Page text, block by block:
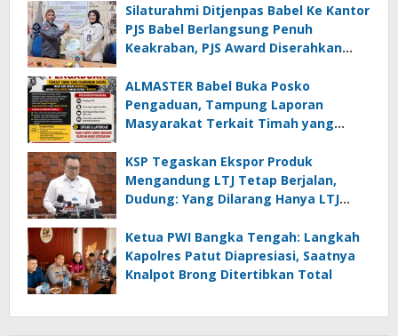
Silaturahmi Ditjenpas Babel Ke Kantor
PJS Babel Berlangsung Penuh
Keakraban, PJS Award Diserahkan
ALMASTER Babel Buka Posko
Pengaduan, Tampung Laporan
Masyarakat Terkait Timah yang
KSP Tegaskan Ekspor Produk
Mengandung LTJ Tetap Berjalan,
Dudung: Yang Dilarang Hanya LTJ
Ketua PWI Bangka Tengah: Langkah
Kapolres Patut Diapresiasi, Saatnya
Knalpot Brong Ditertibkan Total